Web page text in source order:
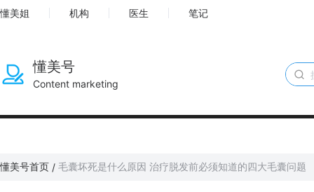
懂美姐 机构 医生 笔记
懂美号
Content marketing
懂美号首页 / 毛囊坏死是什么原因 治疗脱发前必须知道的四大毛囊问题